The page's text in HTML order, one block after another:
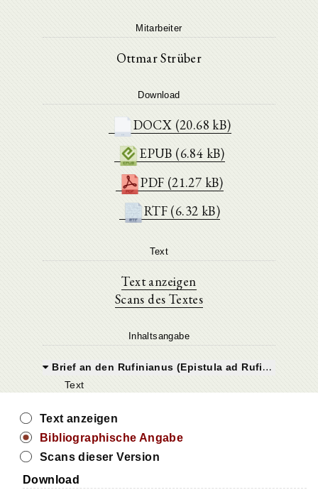
Mitarbeiter
Ottmar Strüber
Download
DOCX (20.68 kB)
EPUB (6.84 kB)
PDF (21.27 kB)
RTF (6.32 kB)
Text
Text anzeigen
Scans des Textes
Inhaltsangabe
Brief an den Rufinianus (Epistula ad Rufinianum)
Text
Text anzeigen
Bibliographische Angabe
Scans dieser Version
Download